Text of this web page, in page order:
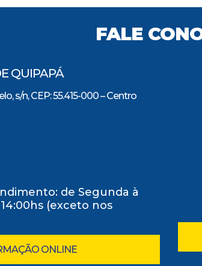
FALE
QUIPAPÁ
s/n, CEP: 55.415-000 – Centro
de Segunda à
(exceto nos
ONLINE